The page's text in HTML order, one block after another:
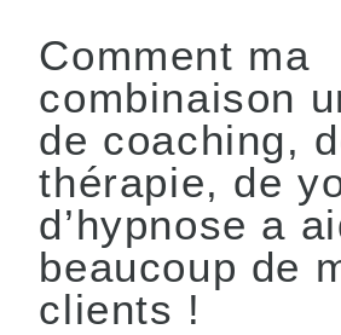
Comment ma
combinaison
de coaching,
thérapie, de
d’hypnose a
beaucoup de
clients !